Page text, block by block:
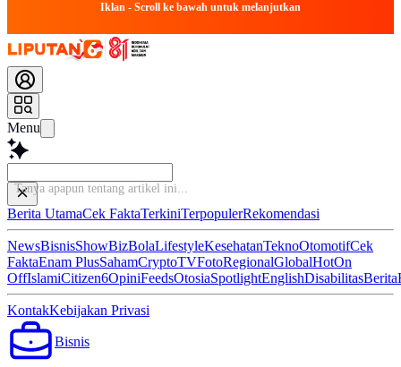
Iklan - Scroll ke bawah untuk melanjutkan
Menu
Tanya apapun tent
Berita UtamaCek FaktaTerkiniTerpopulerRekomendasi
NewsBisnisShowBizBolaLifestyleKesehatanTeknoOtomotifCek
FaktaEnam PlusSahamCryptoTVFotoRegionalGlobalHotOn
OffIslamiCitizen6OpiniFeedsOtosiaSpotlightEnglishDisabilitasBerita
KontakKebijakan Privasi
Bisnis